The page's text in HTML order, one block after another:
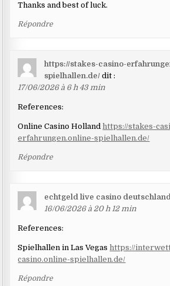
Thanks and best of luck.
Répondre
https://stakes-casino-
spielhallen.de/ dit :
17/06/2026 à 6 h 43 min
References:
Online Casino Holland https://stakes-
erfahrungen.online-spielhallen.de/
Répondre
echtgeld live casino
16/06/2026 à 20 h 12 min
References:
Spielhallen in Las Vegashttps://
casino.online-spielhallen.de/
Répondre